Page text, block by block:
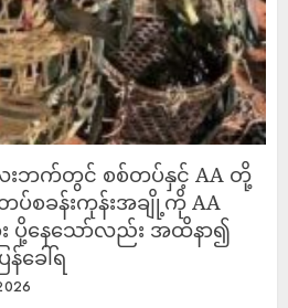
ေးဘက်တွင် စစ်တပ်နှင့် AA တို့
တပ်စခန်းကုန်းအချို့ကို AA
း ပို့နေသော်လည်း အထိနာ၍
န်ခေါ်ရ